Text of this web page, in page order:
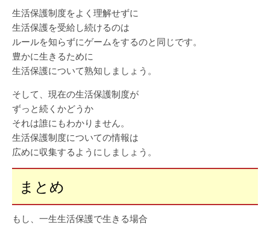
生活保護制度をよく理解せずに
生活保護を受給し続けるのは
ルールを知らずにゲームをするのと同じです。
豊かに生きるために
生活保護について熟知しましょう。
そして、現在の生活保護制度が
ずっと続くかどうか
それは誰にもわかりません。
生活保護制度についての情報は
広めに収集するようにしましょう。
まとめ
もし、一生生活保護で生きる場合